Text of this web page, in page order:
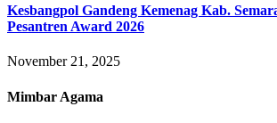
Kesbangpol Gandeng Kemenag Kab.
Pesantren Award 2026
November 21, 2025
Mimbar Agama